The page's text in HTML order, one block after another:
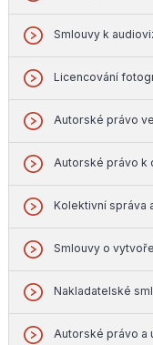
Smlouvy k
Licencování
Autorské právo
Autorské právo k
Kolektivní správa
Smlouvy o
Nakladatelské
Autorské právo a